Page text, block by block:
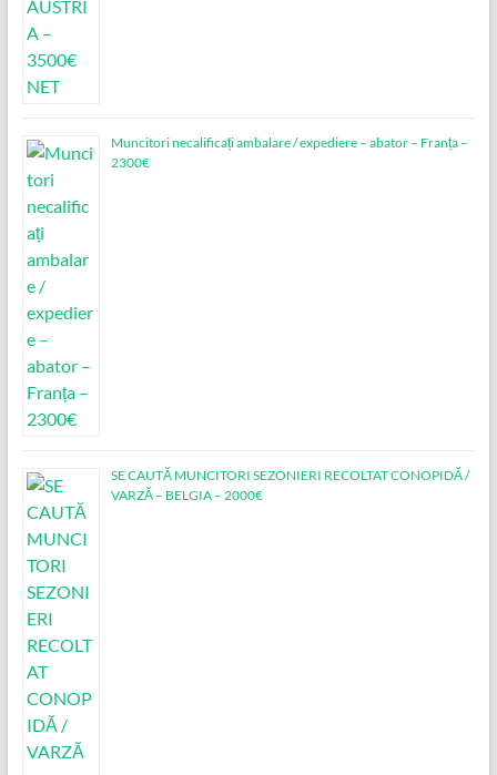
Muncitori necalificați ambalare / expediere – abator – Franța –
2300€
SE CAUTĂ MUNCITORI SEZONIERI RECOLTAT CONOPIDĂ /
VARZĂ – BELGIA – 2000€